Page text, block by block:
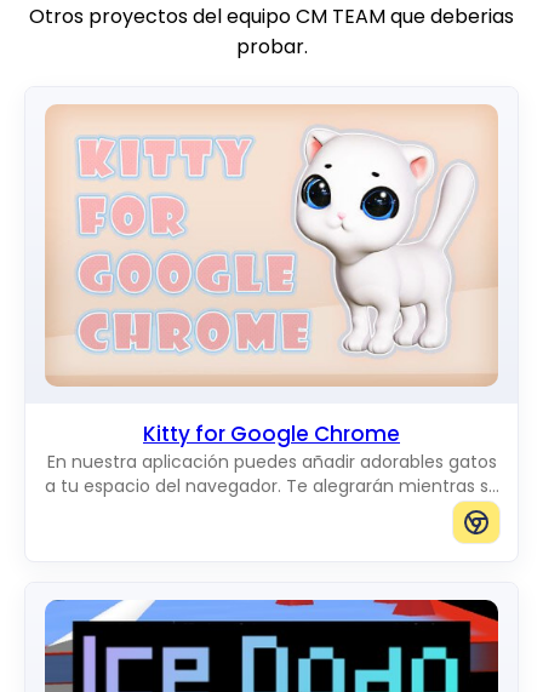
Otros proyectos del equipo CM TEAM que deberias
probar.
Kitty for Google Chrome
En nuestra aplicación puedes añadir adorables gatos
a tu espacio del navegador. Te alegrarán mientras se
mueven por la pantalla. Puedes añadir gatos del